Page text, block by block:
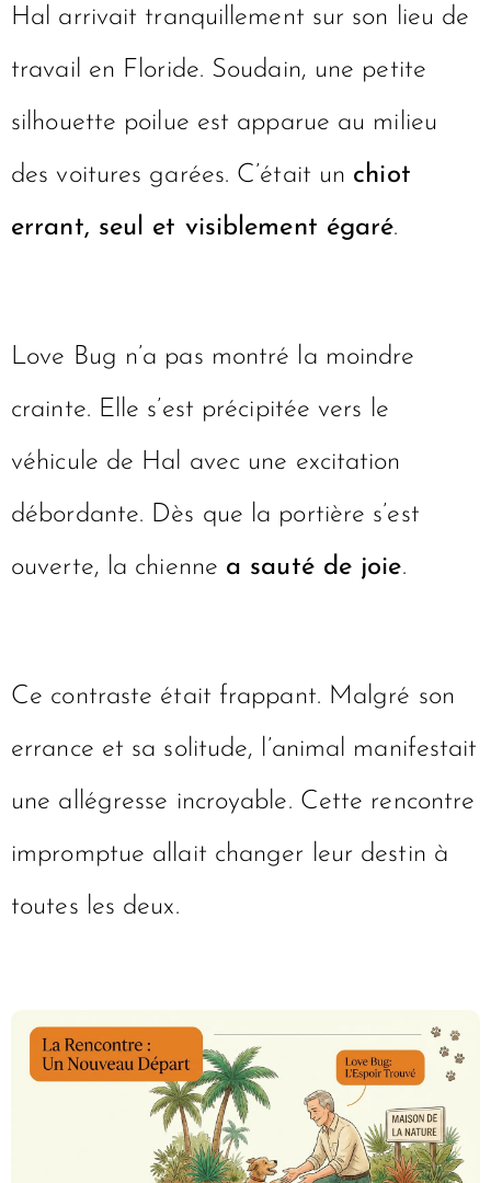
Hal arrivait tranquillement sur son lieu de
travail en Floride. Soudain, une petite
silhouette poilue est apparue au milieu
des voitures garées. C’était un chiot
errant, seul et visiblement égaré.
Love Bug n’a pas montré la moindre
crainte. Elle s’est précipitée vers le
véhicule de Hal avec une excitation
débordante. Dès que la portière s’est
ouverte, la chienne a sauté de joie.
Ce contraste était frappant. Malgré son
errance et sa solitude, l’animal manifestait
une allégresse incroyable. Cette rencontre
impromptue allait changer leur destin à
toutes les deux.